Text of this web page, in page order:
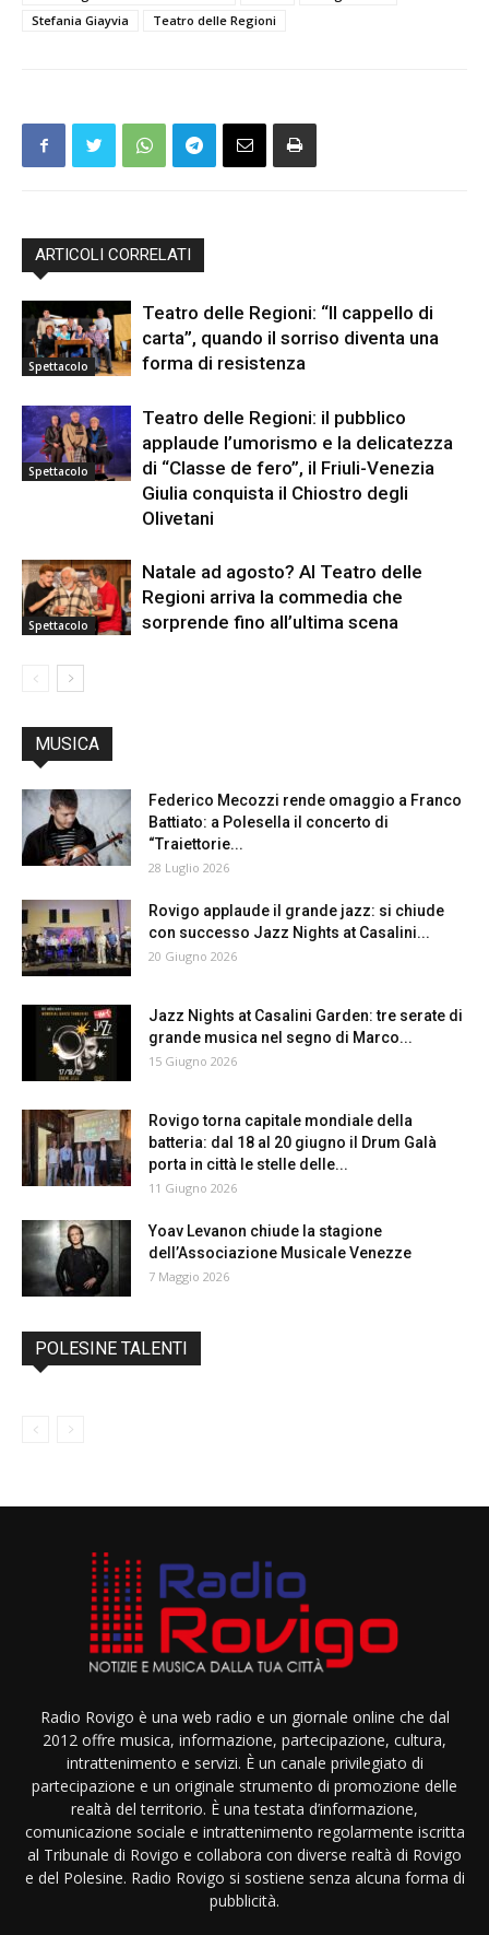
Stefania Giayvia
Teatro delle Regioni
ARTICOLI CORRELATI
Spettacolo
Teatro delle Regioni: “Il cappello di
carta”, quando il sorriso diventa una
forma di resistenza
Spettacolo
Teatro delle Regioni: il pubblico
applaude l’umorismo e la delicatezza
di “Classe de fero”, il Friuli-Venezia
Giulia conquista il Chiostro degli
Olivetani
Spettacolo
Natale ad agosto? Al Teatro delle
Regioni arriva la commedia che
sorprende fino all’ultima scena
MUSICA
Federico Mecozzi rende omaggio a Franco
Battiato: a Polesella il concerto di
“Traiettorie...
28 Luglio 2026
Rovigo applaude il grande jazz: si chiude
con successo Jazz Nights at Casalini...
20 Giugno 2026
Jazz Nights at Casalini Garden: tre serate di
grande musica nel segno di Marco...
15 Giugno 2026
Rovigo torna capitale mondiale della
batteria: dal 18 al 20 giugno il Drum Galà
porta in città le stelle delle...
11 Giugno 2026
Yoav Levanon chiude la stagione
dell’Associazione Musicale Venezze
7 Maggio 2026
POLESINE TALENTI
Radio Rovigo è una web radio e un giornale online che dal
2012 offre musica, informazione, partecipazione, cultura,
intrattenimento e servizi. È un canale privilegiato di
partecipazione e un originale strumento di promozione delle
realtà del territorio. È una testata d’informazione,
comunicazione sociale e intrattenimento regolarmente iscritta
al Tribunale di Rovigo e collabora con diverse realtà di Rovigo
e del Polesine. Radio Rovigo si sostiene senza alcuna forma di
pubblicità.